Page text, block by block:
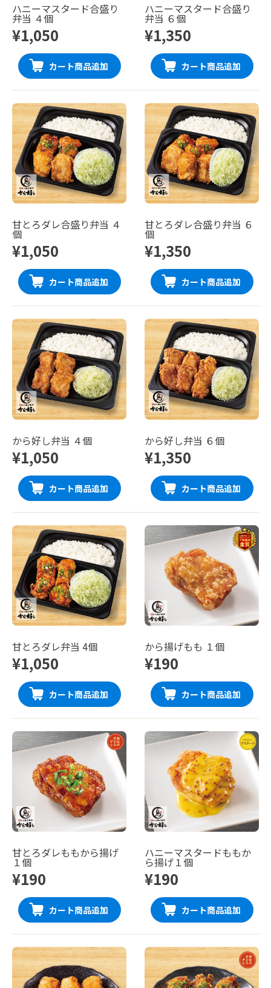
ハニーマスタード合盛り
弁当 ４個
¥1,050
カート商品追加
ハニーマスタード合盛り
弁当 ６個
¥1,350
カート商品追加
甘とろダレ合盛り弁当 ４
個
¥1,050
カート商品追加
甘とろダレ合盛り弁当 ６
個
¥1,350
カート商品追加
から好し弁当 ４個
¥1,050
カート商品追加
から好し弁当 ６個
¥1,350
カート商品追加
甘とろダレ弁当 4個
¥1,050
カート商品追加
から揚げもも １個
¥190
カート商品追加
甘とろダレももから揚げ
１個
¥190
カート商品追加
ハニーマスタードももか
ら揚げ１個
¥190
カート商品追加